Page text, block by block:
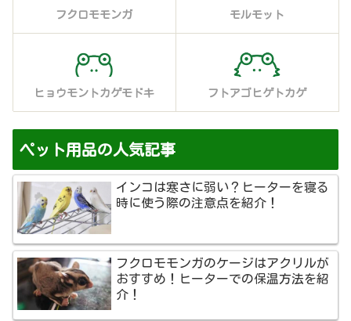
フクロモモンガ モルモット
ヒョウモントカゲモドキ フトアゴヒゲトカゲ
ペット用品の人気記事
インコは寒さに弱い？ヒーターを寝る
時に使う際の注意点を紹介！
フクロモモンガのケージはアクリルが
おすすめ！ヒーターでの保温方法を紹
介！